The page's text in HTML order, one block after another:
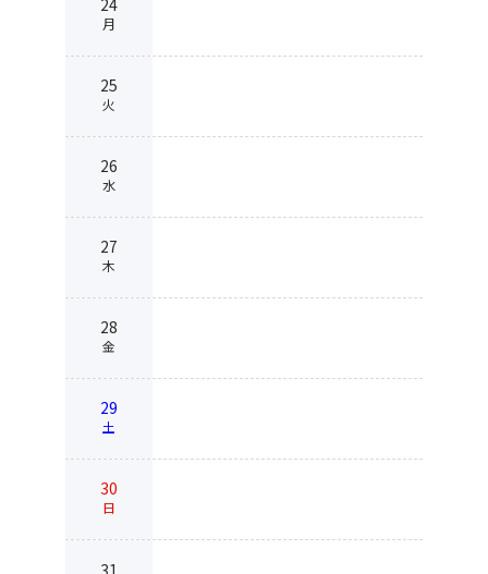
24
月
25
火
26
水
27
木
28
金
29
土
30
日
31